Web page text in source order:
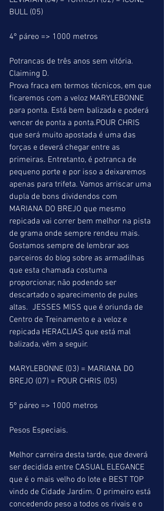
BULL (05)
4º páreo => 1000 metros
Potrancas de três anos sem vitória.
Claiming D.
Prova fraca em termos técnicos, em que
ficaremos com a veloz MARYLEBONNE
para ponta. Está bem balizada e poderá
vencer de ponta a ponta.POUR CHRIS
que será muito apostada é uma das
forças e deverá chegar entre as
primeiras. Entretanto, é potranca de
pequeno porte e por isso a deixaremos
apenas para trifeta. Vamos arriscar uma
dupla de bons dividendos com
MARIANA DO BREJO que mesmo
repicada vai correr bem melhor na pista
de grama onde sempre rendeu mais.
Gostamos sempre de lembrar aos
parceiros do blog sobre as armadilhas
que esta chamada costuma
proporcionar, não podendo ser
descartado o aparecimento de pules
altas.  JESSES MISS que é oriunda de
Centro de Treinamento e a veloz e
repicada HERACLIAS que está mal
balizada, vêm a seguir.
MARYLEBONNE (03) = MARIANA DO
BREJO (07) = POUR CHRIS (05)
5º páreo => 1000 metros
Pesos Especiais.
Melhor carreira desta tarde, que deverá
ser decidida entre CASUAL ELEGANCE
que é o mais velho do lote e BEST TOP
vindo de Cidade Jardim. O primeiro está
concedendo peso a todos os rivais e o